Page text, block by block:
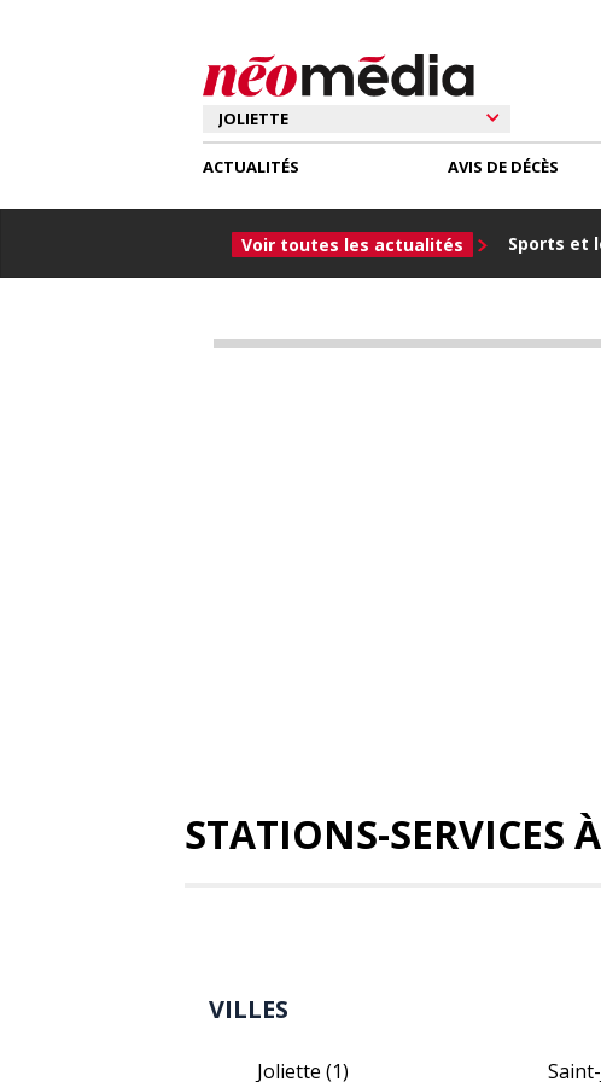
ACTUALITÉS
Voir toutes les actualités Sports et
AVIS DE DÉCÈS
STATIONS-SERVICES
VILLES
Joliette (1)